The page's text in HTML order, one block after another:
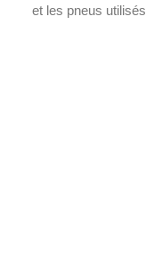
et les pneus